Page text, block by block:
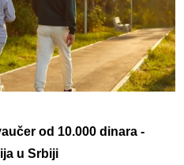
od 10.000 dinara -
u Srbiji